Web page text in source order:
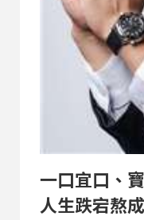
一口宜口、
人生跌宕熬